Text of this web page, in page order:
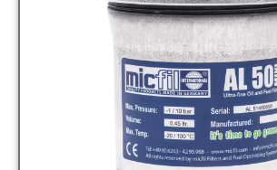
MICFIL AL50 MINI